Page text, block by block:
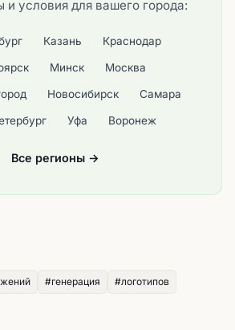
и условия для вашего города:
Казань Краснодар
Минск Москва
Новосибирск Самара
Уфа Воронеж
Все регионы →
#генерация
#логотипов